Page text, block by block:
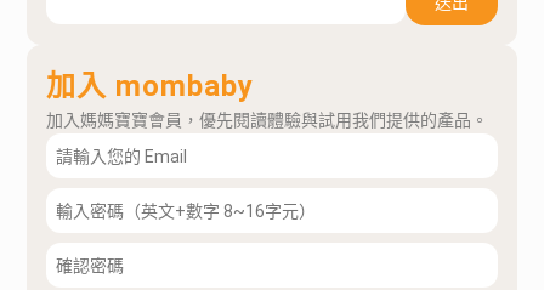
加入 mombaby
加入媽媽寶寶會員，優先閱讀體驗與試用我們提供的產品。